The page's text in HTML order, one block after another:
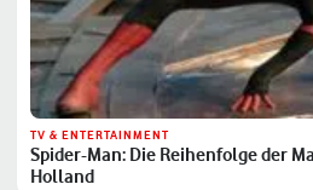
TV & ENTERTAINMENT
Spider-Man: Die Reihenfolge der
Holland